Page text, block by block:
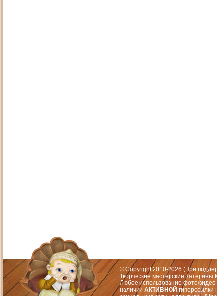
© Copyright 2010-2026 (При
Творческие мастерские
Любое использование фото/видео
наличии АКТИВНОЙ гиперссылки